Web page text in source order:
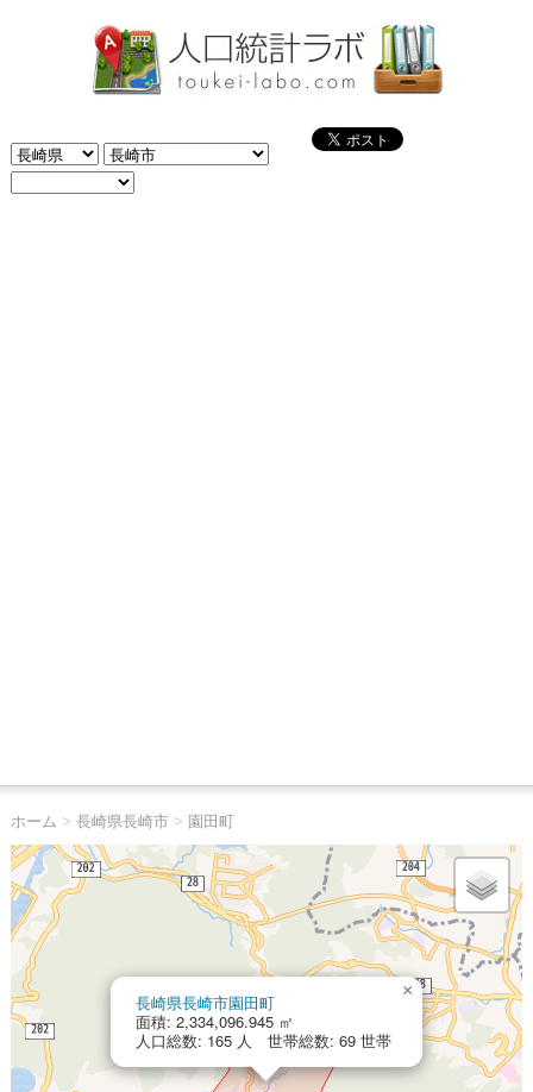
ホーム > 長崎県長崎市> 園田町
長崎県長崎市園田町
面積: 2,334,096.945 ㎡
人口総数: 165 人 世帯総数: 69 世帯
×